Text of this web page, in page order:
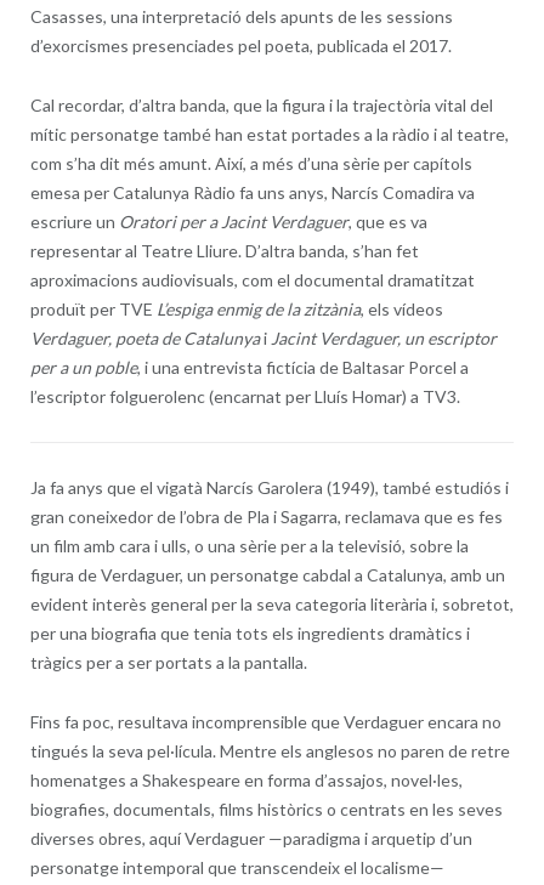
Casasses, una interpretació dels apunts de les sessions
d’exorcismes presenciades pel poeta, publicada el 2017.
Cal recordar, d’altra banda, que la figura i la trajectòria vital del
mític personatge també han estat portades a la ràdio i al teatre,
com s’ha dit més amunt. Així, a més d’una sèrie per capítols
emesa per Catalunya Ràdio fa uns anys, Narcís Comadira va
escriure un Oratori per a Jacint Verdaguer, que es va
representar al Teatre Lliure. D’altra banda, s’han fet
aproximacions audiovisuals, com el documental dramatitzat
produït per TVE L’espiga enmig de la zitzània, els vídeos
Verdaguer, poeta de Catalunyai Jacint Verdaguer, un escriptor
per a un poble, i una entrevista fictícia de Baltasar Porcel a
l’escriptor folguerolenc (encarnat per Lluís Homar) a TV3.
Ja fa anys que el vigatà Narcís Garolera (1949), també estudiós i
gran coneixedor de l’obra de Pla i Sagarra, reclamava que es fes
un film amb cara i ulls, o una sèrie per a la televisió, sobre la
figura de Verdaguer, un personatge cabdal a Catalunya, amb un
evident interès general per la seva categoria literària i, sobretot,
per una biografia que tenia tots els ingredients dramàtics i
tràgics per a ser portats a la pantalla.
Fins fa poc, resultava incomprensible que Verdaguer encara no
tingués la seva pel·lícula. Mentre els anglesos no paren de retre
homenatges a Shakespeare en forma d’assajos, novel·les,
biografies, documentals, films històrics o centrats en les seves
diverses obres, aquí Verdaguer —paradigma i arquetip d’un
personatge intemporal que transcendeix el localisme—